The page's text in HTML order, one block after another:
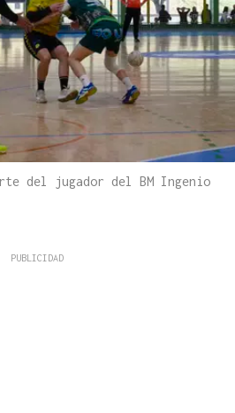
del jugador del BM Ingenio